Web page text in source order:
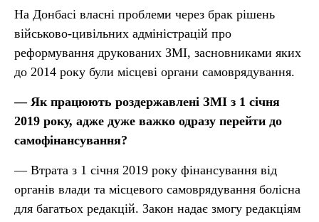
На Донбасі власні проблеми через брак рішень
військово-цивільних адміністрацій про
реформування друкованих ЗМІ, засновниками яких
до 2014 року були місцеві органи самоврядування.
— Як працюють роздержавлені ЗМІ з 1 січня
2019 року, адже дуже важко одразу перейти до
самофінансування?
— Втрата з 1 січня 2019 року фінансування від
органів влади та місцевого самоврядування болісна
для багатьох редакцій. Закон надає змогу редакціям